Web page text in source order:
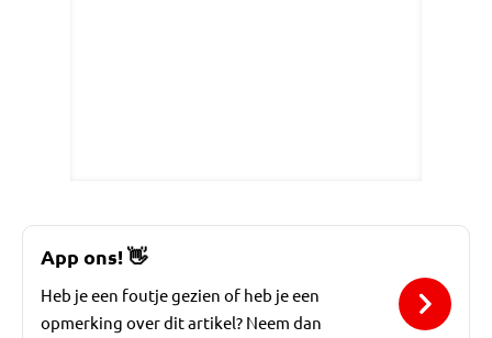
App ons!👋
Heb je een foutje gezien of heb je een
opmerking over dit artikel? Neem dan